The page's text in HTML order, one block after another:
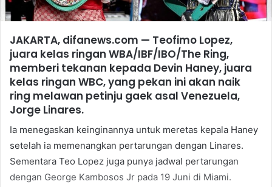
JAKARTA, difanews.com — Teofimo Lopez,
juara kelas ringan WBA/IBF/IBO/The Ring,
memberi tekanan kepada Devin Haney, juara
kelas ringan WBC, yang pekan ini akan naik
ring melawan petinju gaek asal Venezuela,
Jorge Linares.
Ia menegaskan keinginannya untuk meretas kepala Haney
setelah ia memenangkan pertarungan dengan Linares.
Sementara Teo Lopez juga punya jadwal pertarungan
dengan George Kambosos Jr pada 19 Juni di Miami.